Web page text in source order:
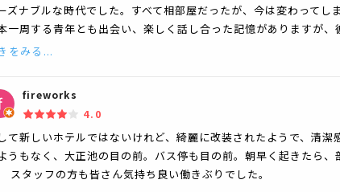
ズナブルな時代でした。すべて相部屋だったが、今は変わってし
一周する青年とも出会い、楽しく話し合った記憶がありますが
をみる...
fireworks
4.0
て新しいホテルではないけれど、綺麗に改装されたようで、清潔
うもなく、大正池の目の前。バス停も目の前。朝早く起きたら
スタッフの方も皆さん気持ち良い働きぶりでした。